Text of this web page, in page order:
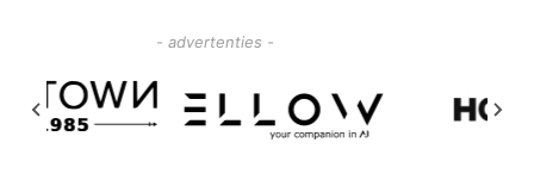
- advertenties -